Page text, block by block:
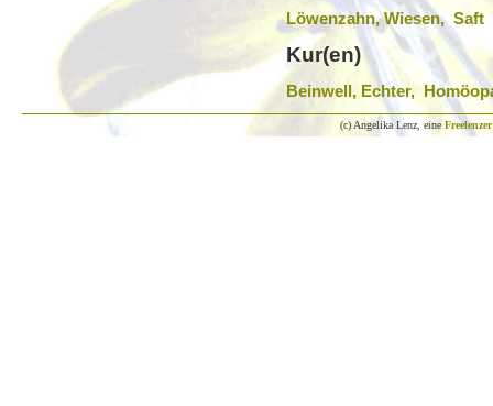
Löwenzahn, Wiesen, Saft
Kur(en)
Beinwell, Echter,
(c) Angelika Lenz, eine Freelenzer